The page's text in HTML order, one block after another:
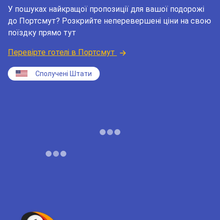
У пошуках найкращої пропозиції для вашої подорожі
до Портсмут? Розкрийте неперевершені ціни на свою
поїздку прямо тут
Перевірте готелі в Портсмут
Сполучені Штати